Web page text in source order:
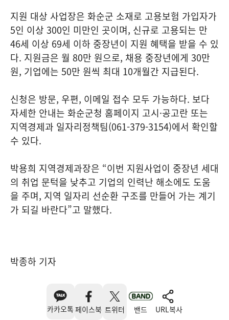
지원 대상 사업장은 화순군 소재로 고용보험 가입자가
5인 이상 300인 미만인 곳이며, 신규로 고용되는 만
46세 이상 69세 이하 중장년이 지원 혜택을 받을 수 있
다. 지원금은 월 80만 원으로, 채용 중장년에게 30만
원, 기업에는 50만 원씩 최대 10개월간 지급된다.
신청은 방문, 우편, 이메일 접수 모두 가능하다. 보다
자세한 안내는 화순군청 홈페이지 고시·공고란 또는
지역경제과 일자리정책팀(061-379-3154)에서 확인할
수 있다.
박용희 지역경제과장은 “이번 지원사업이 중장년 세대
의 취업 문턱을 낮추고 기업의 인력난 해소에도 도움
을 주며, 지역 일자리 선순환 구조를 만들어 가는 계기
가 되길 바란다”고 말했다.
박종하 기자
카카오톡 페이스북 트위터 밴드 URL복사